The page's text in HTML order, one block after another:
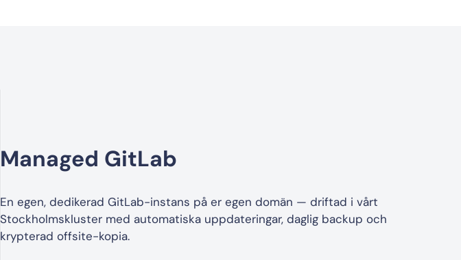
Managed GitLab
En egen, dedikerad GitLab-instans på er egen domän — driftad i vårt
Stockholmskluster med automatiska uppdateringar, daglig backup och
krypterad offsite-kopia.